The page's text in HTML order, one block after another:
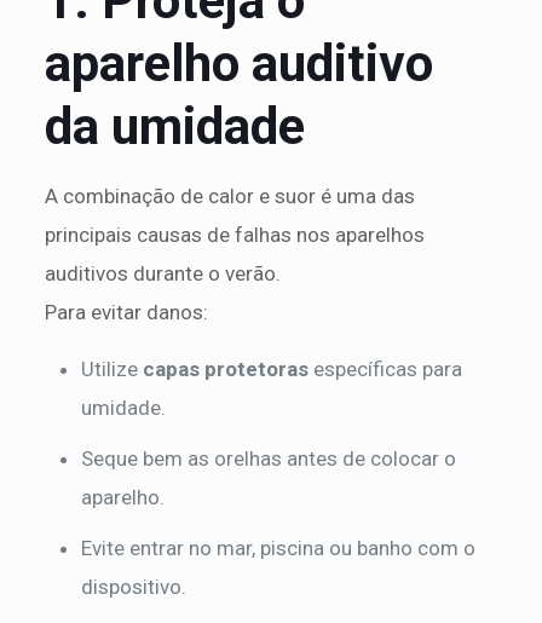
aparelho auditivo
da umidade
A combinação de calor e suor é uma das
principais causas de falhas nos aparelhos
auditivos durante o verão.
Para evitar danos:
Utilize capas protetorasespecíficas para
umidade.
Seque bem as orelhas antes de colocar o
aparelho.
Evite entrar no mar, piscina ou banho com o
dispositivo.